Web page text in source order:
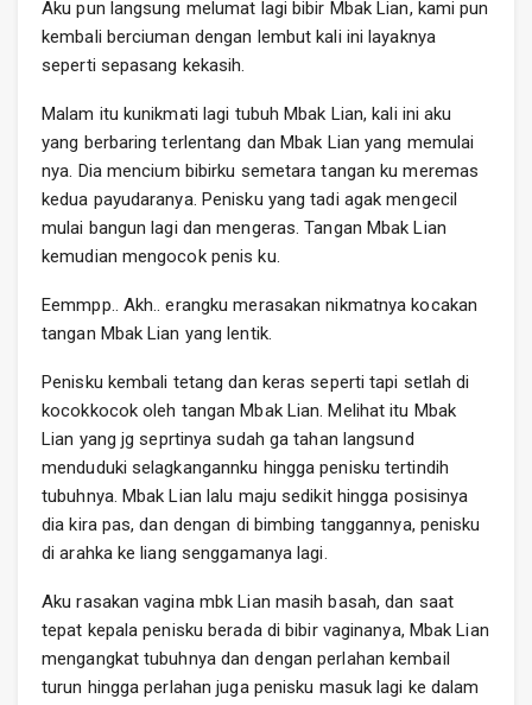
Aku pun langsung melumat lagi bibir Mbak Lian, kami pun
kembali berciuman dengan lembut kali ini layaknya
seperti sepasang kekasih.
Malam itu kunikmati lagi tubuh Mbak Lian, kali ini aku
yang berbaring terlentang dan Mbak Lian yang memulai
nya. Dia mencium bibirku semetara tangan ku meremas
kedua payudaranya. Penisku yang tadi agak mengecil
mulai bangun lagi dan mengeras. Tangan Mbak Lian
kemudian mengocok penis ku.
Eemmpp.. Akh.. erangku merasakan nikmatnya kocakan
tangan Mbak Lian yang lentik.
Penisku kembali tetang dan keras seperti tapi setlah di
kocokkocok oleh tangan Mbak Lian. Melihat itu Mbak
Lian yang jg seprtinya sudah ga tahan langsund
menduduki selagkangannku hingga penisku tertindih
tubuhnya. Mbak Lian lalu maju sedikit hingga posisinya
dia kira pas, dan dengan di bimbing tanggannya, penisku
di arahka ke liang senggamanya lagi.
Aku rasakan vagina mbk Lian masih basah, dan saat
tepat kepala penisku berada di bibir vaginanya, Mbak Lian
mengangkat tubuhnya dan dengan perlahan kembail
turun hingga perlahan juga penisku masuk lagi ke dalam